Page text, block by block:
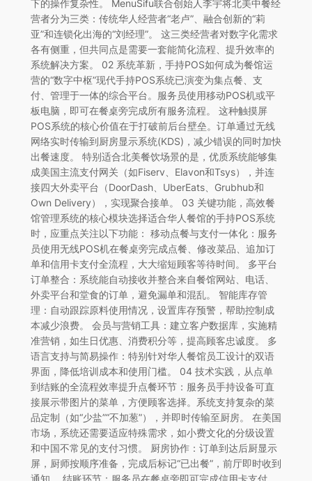
下的操作复杂性。 MenuSifu联合创始人李宇将北美中餐经
营者分为三类：传统华人经营者“老卢”、融合创新的“莉
亚”和连锁化出海的“刘经理”。 这三类经营者对数字化需求
各有侧重，但共同点是需要一套能简化流程、提升效率的
系统解决方案。 02 系统革新，手持POS如何成为餐馆运
营的“数字中枢”现代手持POS系统已演变为集点餐、支
付、管理于一体的综合平台。服务员使用移动POS机或平
板电脑，即可在餐桌旁完成所有服务流程。 这种触摸屏
POS系统的核心价值在于打破前后台壁垒。订单通过无线
网络实时传输到厨房显示系统(KDS)，减少错误的同时加快
出餐速度。 特别适合北美餐饮场景的是，优质系统能够集
成美国主流支付网关（如Fiserv、Elavon和Tsys），并连
接四大外卖平台（DoorDash、UberEats、Grubhub和
Own Delivery），实现聚合接单。 03 关键功能，高效餐
馆管理系统的核心模块选择适合华人餐馆的手持POS系统
时，应重点关注以下功能： 移动点餐与支付一体化：服务
员使用无线POS机在餐桌旁完成点餐、修改菜品、追加订
单和信用卡支付全流程，大大缩短顾客等待时间。 多平台
订单整合：系统能自动接收并整合来自餐馆网站、电话、
外卖平台和堂食的订单，避免漏单和混乱。 智能库存管
理：自动跟踪原料使用情况，设置库存预警，帮助控制成
本减少浪费。 会员与营销工具：建立客户数据库，实施精
准营销，如生日优惠、消费积分等，提高顾客忠诚度。 多
语言支持与简易操作：特别针对华人餐馆员工设计的双语
界面，降低培训成本和使用门槛。 04 技术实践，从点单
到结账的全流程效率提升点餐环节：服务员手持设备可直
接展示带图片的菜单，方便顾客选择。系统支持复杂的菜
品定制（如“少盐”“不加葱”），并即时传输至厨房。 在美国
市场，系统还需要适应特殊需求，如小费文化的分级设置
和中国不常见的支付习惯。 厨房协作：订单到达后厨显示
屏，厨师按顺序准备，完成后标记“已出餐”，前厅即时收到
通知。 结账环节：服务员在餐桌旁即可完成信用卡支付，